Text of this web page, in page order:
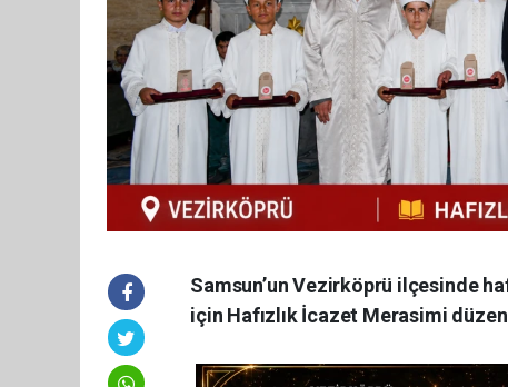
Samsun’un Vezirköprü ilçesinde
için Hafızlık İcazet Merasimi